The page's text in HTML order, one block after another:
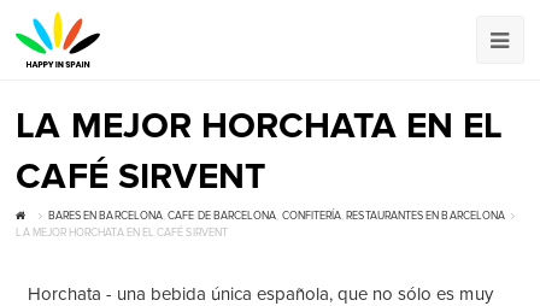
LA MEJOR HORCHATA EN EL
CAFÉ SIRVENT
BARES EN BARCELONA,CAFE DE BARCELONA, CONFITERÍA, RESTAURANTES EN BARCELONA
LA MEJOR HORCHATA EN EL CAFÉ SIRVENT
Horchata - una bebida única española, que no sólo es muy